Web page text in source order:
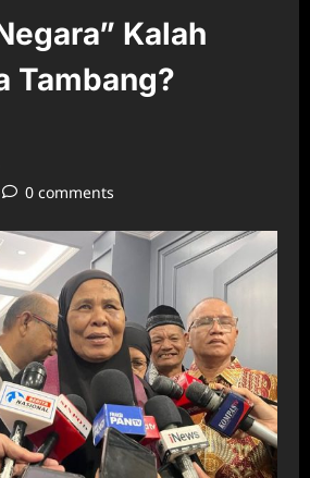
Kalah
Tambang?
0 comments